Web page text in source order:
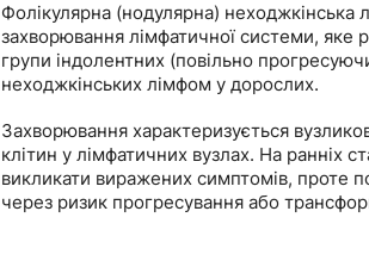
Фолікулярна (нодулярна) неходжкінська
захворювання лімфатичної системи, яке
групи індолентних (повільно
неходжкінських лімфом у дорослих.
Захворювання характеризується
клітин у лімфатичних вузлах. На ранніх
викликати виражених симптомів, проте
через ризик прогресування або